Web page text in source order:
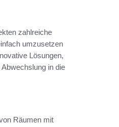
zahlreiche
umzusetzen
Lösungen,
in die
Räumen mit